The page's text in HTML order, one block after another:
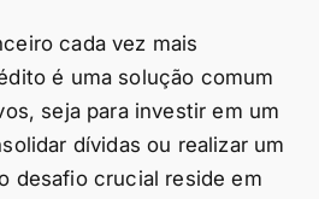
cada vez mais
é uma solução comum
seja para investir em um
dívidas ou realizar um
desafio crucial reside em